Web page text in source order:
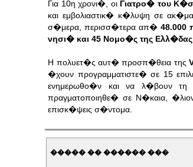
Για 10η χρονι�, οιΓιατρο� του
και εμβολιαστικ� κ�λυψη σε
σ�μερα, περισσ�τερα απ�48.000
νησι� και 45 Νομο�ς της Ελλ�δας
H πολυετ�ς αυτ� προσπ�θεια της
�χουν προγραμματιστε� σε 15
ενημερωθο�ν και να λ�βουν
πραγματοποιηθε� σε Ν�καια,
επισκ�ψεις σ�ντομα.
����� �� ������ ���